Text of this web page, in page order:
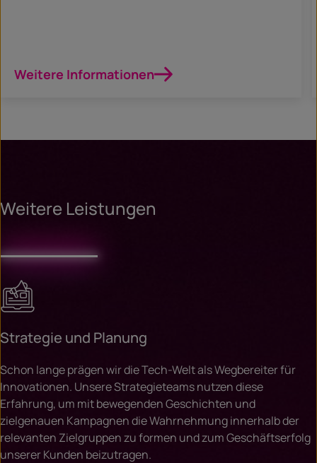
Weitere Informationen
Weitere Leistungen
Strategie und Planung
Schon lange prägen wir die Tech-Welt als Wegbereiter für
Innovationen. Unsere Strategieteams nutzen diese
Erfahrung, um mit bewegenden Geschichten und
zielgenauen Kampagnen die Wahrnehmung innerhalb der
relevanten Zielgruppen zu formen und zum Geschäftserfolg
unserer Kunden beizutragen.